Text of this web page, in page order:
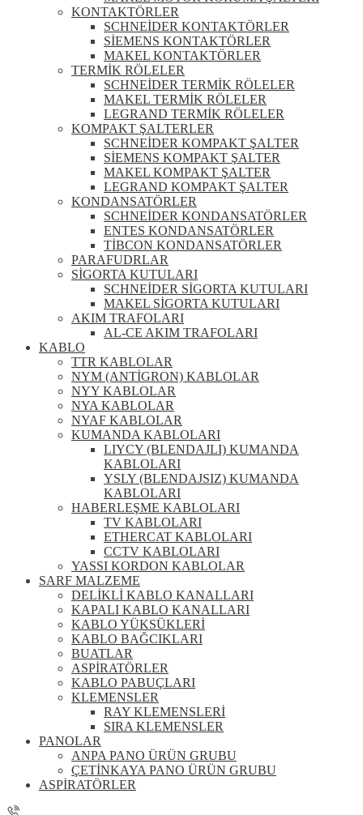
KONTAKTÖRLER
SCHNEİDER KONTAKTÖRLER
SİEMENS KONTAKTÖRLER
MAKEL KONTAKTÖRLER
TERMİK RÖLELER
SCHNEİDER TERMİK RÖLELER
MAKEL TERMİK RÖLELER
LEGRAND TERMİK RÖLELER
KOMPAKT ŞALTERLER
SCHNEİDER KOMPAKT ŞALTER
SİEMENS KOMPAKT ŞALTER
MAKEL KOMPAKT ŞALTER
LEGRAND KOMPAKT ŞALTER
KONDANSATÖRLER
SCHNEİDER KONDANSATÖRLER
ENTES KONDANSATÖRLER
TİBCON KONDANSATÖRLER
PARAFUDRLAR
SİGORTA KUTULARI
SCHNEİDER SİGORTA KUTULARI
MAKEL SİGORTA KUTULARI
AKIM TRAFOLARI
AL-CE AKIM TRAFOLARI
KABLO
TTR KABLOLAR
NYM (ANTİGRON) KABLOLAR
NYY KABLOLAR
NYA KABLOLAR
NYAF KABLOLAR
KUMANDA KABLOLARI
LIYCY (BLENDAJLI) KUMANDA
KABLOLARI
YSLY (BLENDAJSIZ) KUMANDA
KABLOLARI
HABERLEŞME KABLOLARI
TV KABLOLARI
ETHERCAT KABLOLARI
CCTV KABLOLARI
YASSI KORDON KABLOLAR
SARF MALZEME
DELİKLİ KABLO KANALLARI
KAPALI KABLO KANALLARI
KABLO YÜKSÜKLERİ
KABLO BAĞCIKLARI
BUATLAR
ASPİRATÖRLER
KABLO PABUÇLARI
KLEMENSLER
RAY KLEMENSLERİ
SIRA KLEMENSLER
PANOLAR
ANPA PANO ÜRÜN GRUBU
ÇETİNKAYA PANO ÜRÜN GRUBU
ASPİRATÖRLER